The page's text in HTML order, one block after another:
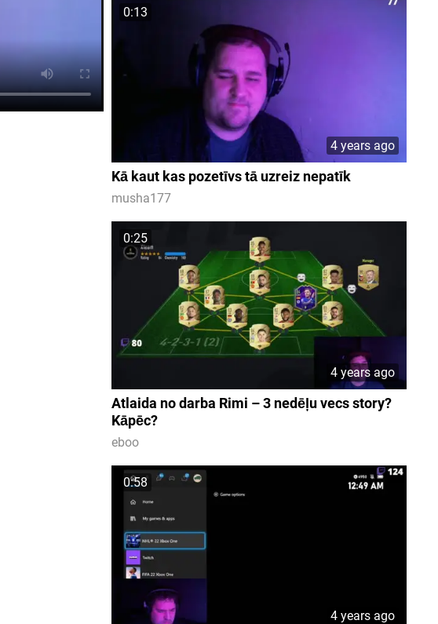
0:13
4 years ago
Kā kaut kas pozetīvs tā uzreiz nepatīk
musha177
0:25
4 years ago
Atlaida no darba Rimi – 3 nedēļu vecs story?
Kāpēc?
eboo
0:58
4 years ago